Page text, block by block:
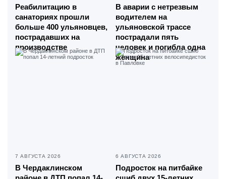
Реабилитацию в
санаториях прошли
больше 400 ульяновцев,
пострадавших на
производстве
В аварии с нетрезвым
водителем на
ульяновской трассе
пострадали пять
человек и погибла одна
женщина
7 АВГУСТА 2026
В Чердаклинском
6 АВГУСТА 2026
Подросток на питбайке